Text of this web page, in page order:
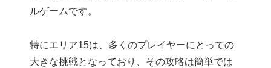
ルゲームです。
特にエリア15は、多くのプレイヤーにとっての
大きな挑戦となっており、その攻略は簡単では